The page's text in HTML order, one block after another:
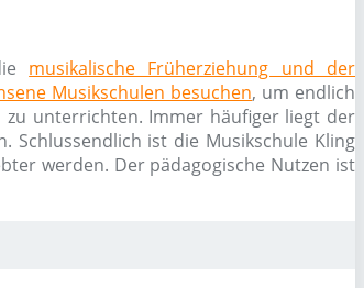
musikalische Früherziehung und der
Musikschulen besuchen, um endlich
unterrichten. Immer häufiger liegt der
ist die Musikschule Kling
werden. Der pädagogische Nutzen ist